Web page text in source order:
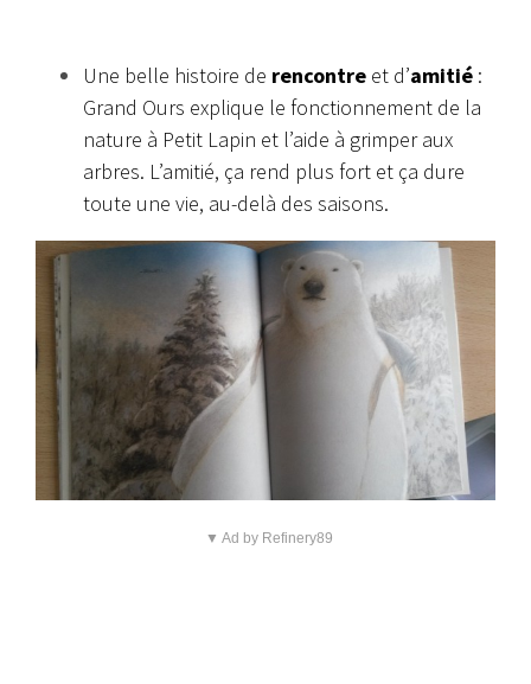
Une belle histoire de rencontre et d’amitié :
Grand Ours explique le fonctionnement de la
nature à Petit Lapin et l’aide à grimper aux
arbres. L’amitié, ça rend plus fort et ça dure
toute une vie, au-delà des saisons.
▼ Ad by Refinery89